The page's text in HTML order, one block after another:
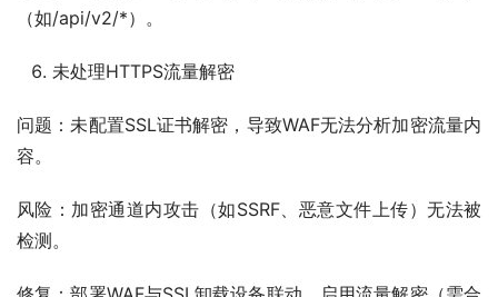
（如/api/v2/*）。
未处理HTTPS流量解密
问题：未配置SSL证书解密，导致WAF无法分析加密流量内
容。
风险：加密通道内攻击（如SSRF、恶意文件上传）无法被
检测。